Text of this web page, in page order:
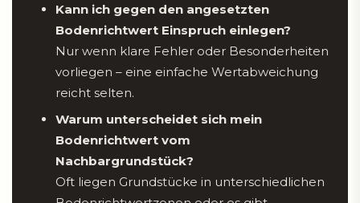
Kann ich gegen den angesetzten
Bodenrichtwert Einspruch einlegen?
Nur wenn klare Fehler oder Besonderheiten
vorliegen – eine einfache Wertabweichung
reicht selten.
Warum unterscheidet sich mein
Bodenrichtwert vom
Nachbargrundstück?
Oft liegen Grundstücke in unterschiedlichen